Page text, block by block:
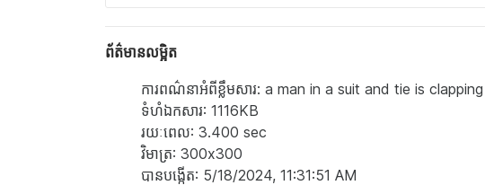
ព័ត៌មានលម្អិត
ការពណ៌នាអំពីខ្លឹមសារ: a man in a suit and tie is
ទំហំ​ឯកសារ: 1116KB
រយៈពេល: 3.400 sec
វិមាត្រ: 300x300
បាន​បង្កើត: 5/18/2024, 11:31:51 AM